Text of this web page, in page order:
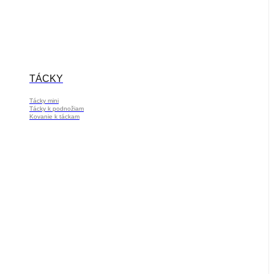
TÁCKY
Tácky mini
Tácky k podnožiam
Kovanie k táckam